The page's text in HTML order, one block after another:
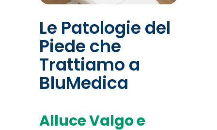
Le Patologie del
Piede che
Trattiamo a
BluMedica
Alluce Valgo e